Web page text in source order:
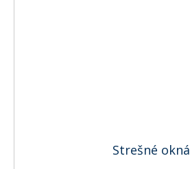
Strešné okná